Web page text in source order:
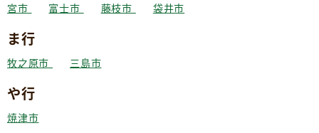
宮市
富士市 藤枝市 袋井市
ま行
牧之原市 三島市
や行
焼津市